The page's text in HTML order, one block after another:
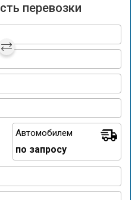
перевозки
Автомобилем
по запросу